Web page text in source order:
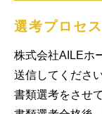
選考プロセス
株式会社AILEホ
送信してくださ
書類選考をさせ